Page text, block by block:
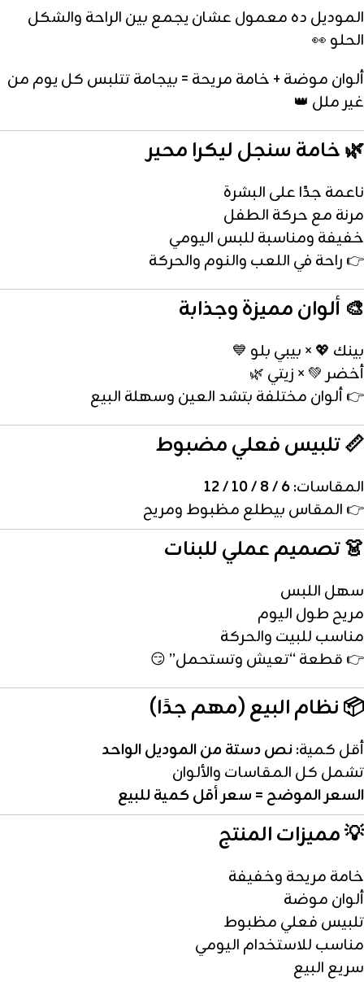
الموديل ده معمول عشان يجمع بين الراحة والشكل
الحلو 👀
ألوان موضة + خامة مريحة = بيجامة تتلبس كل يوم من
غير ملل 👑
🌿 خامة سنجل ليكرا محير
ناعمة جدًا على البشرة
مرنة مع حركة الطفل
خفيفة ومناسبة للبس اليومي
👉 راحة في اللعب والنوم والحركة
🎨 ألوان مميزة وجذابة
بينك 💖 × بيبي بلو 💙
أخضر 💚 × زيتي 🌿
👉 ألوان مختلفة بتشد العين وسهلة البيع
📏 تلبيس فعلي مضبوط
المقاسات:6 / 8 / 10 / 12
👉 المقاس بيطلع مظبوط ومريح
👗 تصميم عملي للبنات
سهل اللبس
مريح طول اليوم
مناسب للبيت والحركة
👉 قطعة “تعيش وتستحمل” 😏
📦 نظام البيع (مهم جدًا)
أقل كمية:نص دستة من الموديل الواحد
تشمل كل المقاسات والألوان
السعر الموضح = سعر أقل كمية للبيع
💡 مميزات المنتج
خامة مريحة وخفيفة
ألوان موضة
تلبيس فعلي مظبوط
مناسب للاستخدام اليومي
سريع البيع